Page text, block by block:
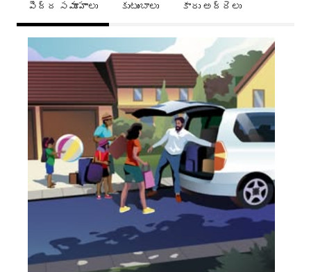
పెద్ద సమూహాలు కుటుంబాలు కారు అద్దెలు